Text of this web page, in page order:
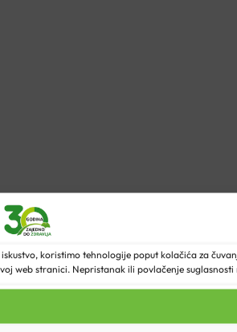
koristimo tehnologije poput kolačića za
web stranici. Nepristanak ili povlačenje